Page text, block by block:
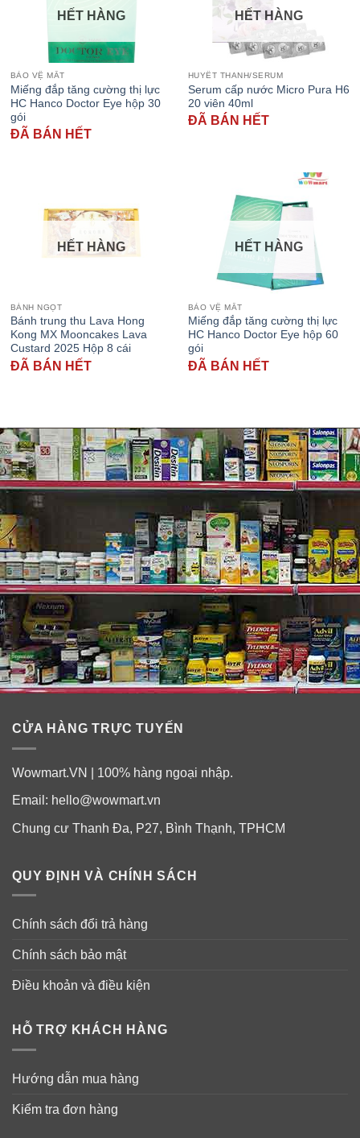
HẾT HÀNG
BẢO VỆ MẮT
Miếng đắp tăng cường thị lực
HC Hanco Doctor Eye hộp 30
gói
ĐÃ BÁN HẾT
HẾT HÀNG
HUYẾT THANH/SERUM
Serum cấp nước Micro Pura H6
20 viên 40ml
ĐÃ BÁN HẾT
HẾT HÀNG
BÁNH NGỌT
Bánh trung thu Lava Hong
Kong MX Mooncakes Lava
Custard 2025 Hộp 8 cái
ĐÃ BÁN HẾT
HẾT HÀNG
BẢO VỆ MẮT
Miếng đắp tăng cường thị lực
HC Hanco Doctor Eye hộp 60
gói
ĐÃ BÁN HẾT
CỬA HÀNG TRỰC TUYẾN
Wowmart.VN | 100% hàng ngoại nhập.
Email: hello@wowmart.vn
Chung cư Thanh Đa, P27, Bình Thạnh, TPHCM
QUY ĐỊNH VÀ CHÍNH SÁCH
Chính sách đổi trả hàng
Chính sách bảo mật
Điều khoản và điều kiện
HỖ TRỢ KHÁCH HÀNG
Hướng dẫn mua hàng
Kiểm tra đơn hàng